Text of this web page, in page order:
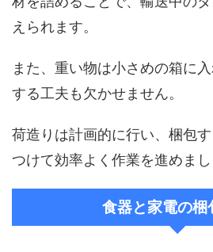
えられます。
また、重い物は小さめの箱に
する工夫も欠かせません。
荷造りは計画的に行い、梱包
つけて効率よく作業を進めまし
食器と家電の梱